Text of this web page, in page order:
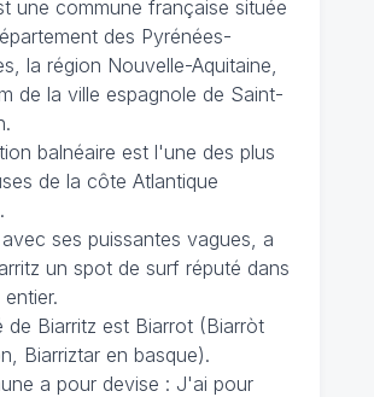
une commune française située
des Pyrénées-
la région Nouvelle-Aquitaine,
de la ville espagnole de Saint-
balnéaire est l'une des plus
de la côte Atlantique
ses puissantes vagues, a
un spot de surf réputé dans
de Biarritz est Biarrot (Biarròt
Biarriztar en basque).
a pour devise : J'ai pour